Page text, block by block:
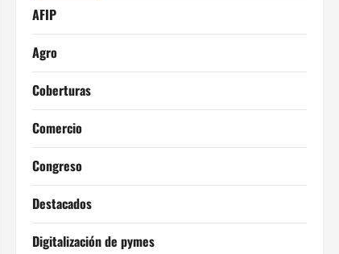
AFIP
Agro
Coberturas
Comercio
Congreso
Destacados
Digitalización de pymes